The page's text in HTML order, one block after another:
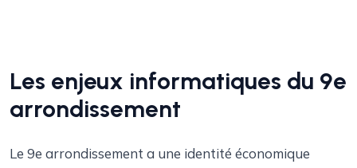
Les enjeux informatiques du 9e
arrondissement
Le 9e arrondissement a une identité économique